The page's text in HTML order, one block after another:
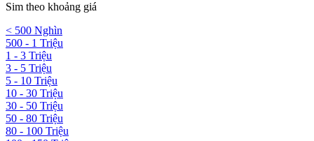
Sim theo khoảng giá
< 500 Nghìn
500 - 1 Triệu
1 - 3 Triệu
3 - 5 Triệu
5 - 10 Triệu
10 - 30 Triệu
30 - 50 Triệu
50 - 80 Triệu
80 - 100 Triệu